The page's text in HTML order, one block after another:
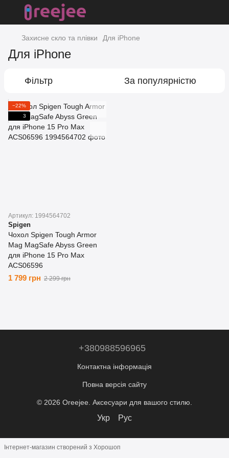
Захисне скло та плівки Для iPhone
Для iPhone
Фільтр За популярністю
−22%
3
Артикул: 1994564702
Spigen
Чохол Spigen Tough Armor
Mag MagSafe Abyss Green
для iPhone 15 Pro Max
ACS06596
1 799 грн 2 299 грн
+380988596965
Контактна інформація
Повна версія сайту
© 2026 Oreejee. Аксесуари для вашого стилю.
Укр Рус
Інтернет-магазин створений з Хорошоп